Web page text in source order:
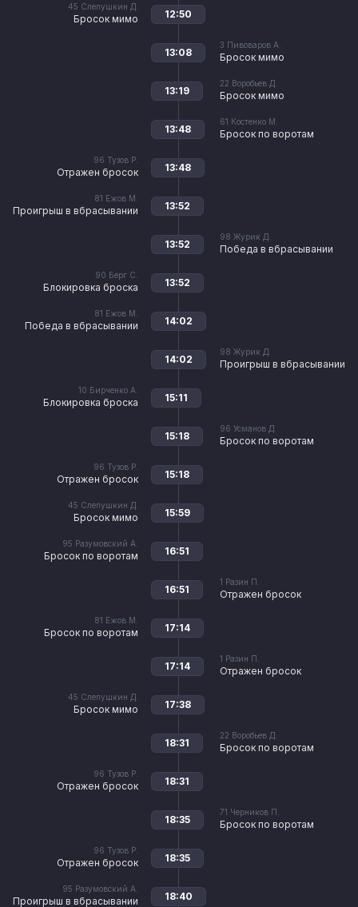
45 Слепушкин Д.
Бросок мимо 12:50
3 Пивоваров А.
Бросок мимо
13:08
22 Воробьев Д.
Бросок мимо
13:19
61 Костенко М.
Бросок по воротам
13:48
96 Тузов Р.
Отражен бросок 13:48
81 Ежов М.
Проигрыш в вбрасывании 13:52
98 Журик Д.
Победа в вбрасывании
13:52
90 Берг С.
Блокировка броска 13:52
81 Ежов М.
Победа в вбрасывании 14:02
98 Журик Д.
Проигрыш в вбрасывании
14:02
10 Бирченко А.
Блокировка броска 15:11
96 Усманов Д.
Бросок по воротам
15:18
96 Тузов Р.
Отражен бросок 15:18
45 Слепушкин Д.
Бросок мимо 15:59
95 Разумовский А.
Бросок по воротам 16:51
1 Разин П.
Отражен бросок
16:51
81 Ежов М.
Бросок по воротам 17:14
1 Разин П.
Отражен бросок
17:14
45 Слепушкин Д.
Бросок мимо 17:38
22 Воробьев Д.
Бросок по воротам
18:31
96 Тузов Р.
Отражен бросок 18:31
71 Черников П.
Бросок по воротам
18:35
96 Тузов Р.
Отражен бросок 18:35
95 Разумовский А.
Проигрыш в вбрасывании 18:40